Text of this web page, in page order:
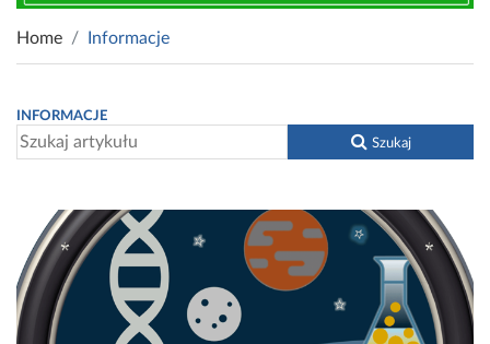
Home Informacje
INFORMACJE
Szukaj